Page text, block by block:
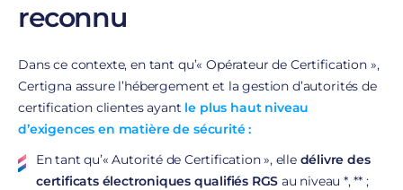
reconnu
Dans ce contexte, en tant qu’« Opérateur de Certification »,
Certigna assure l’hébergement et la gestion d’autorités de
certification clientes ayant le plus haut niveau
d’exigences en matière de sécurité :
En tant qu’« Autorité de Certification », elle délivre des
certificats électroniques qualifiés RGS au niveau *, ** ;